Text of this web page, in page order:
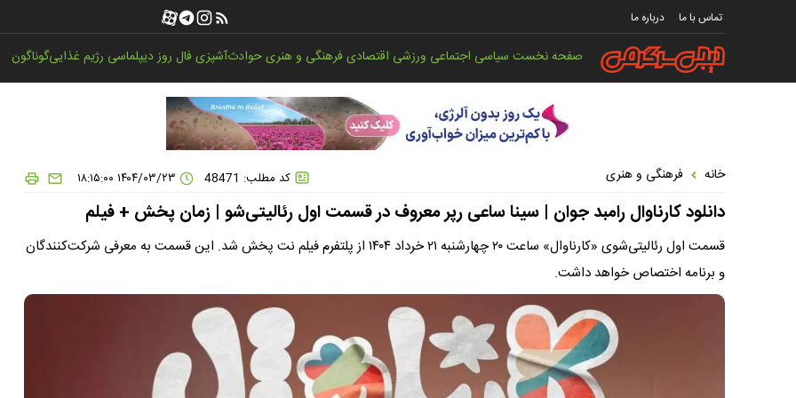
تماس با ما درباره ما
صفحه نخستسیاسی اجتماعی ورزشی اقتصادیفرهنگی و هنریحوادثآشپزیفال روزدیپلماسی رژیم غذاییگوناگون
خانه فرهنگی و هنری کد مطلب: 48471
دانلود کارناوال رامبد جوان | سینا ساعی رپر معروف در قسمت اول رئالیتی‌شو | زمان پخش + فیلم
قسمت اول رئالیتی‌شوی «کارناوال» ساعت ۲۰ چهارشنبه ۲۱ خرداد ۱۴۰۴ از پلتفرم فیلم نت پخش شد. این قسمت به معرفی شرکت‌کنندگان
و برنامه اختصاص خواهد داشت.